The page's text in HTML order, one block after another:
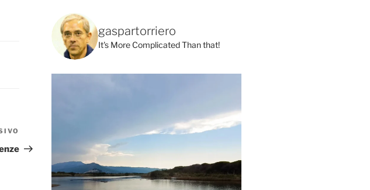
successivo
gaspartorriero
It's More Complicated Than that!